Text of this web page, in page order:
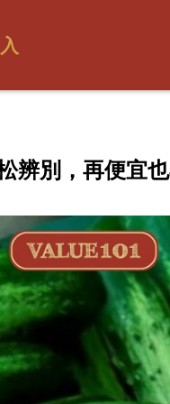
辨別，再便宜